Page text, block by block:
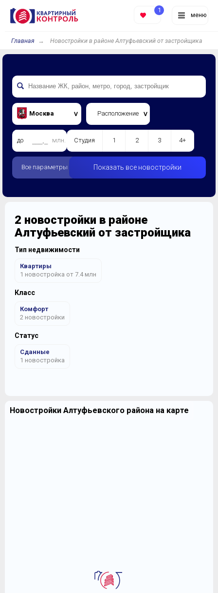
меню
1
Главная Новостройки в районе Алтуфьевский от застройщика
Москва Расположение
до млн. Студия 1 2 3 4+
Все параметры Показать все новостройки
2 новостройки в районе
Алтуфьевский от застройщика
Тип недвижимости
Квартиры
1 новостройка от 7.4 млн
Класс
Комфорт
2 новостройки
Статус
Сданные
1 новостройка
Новостройки Алтуфьевского района на карте